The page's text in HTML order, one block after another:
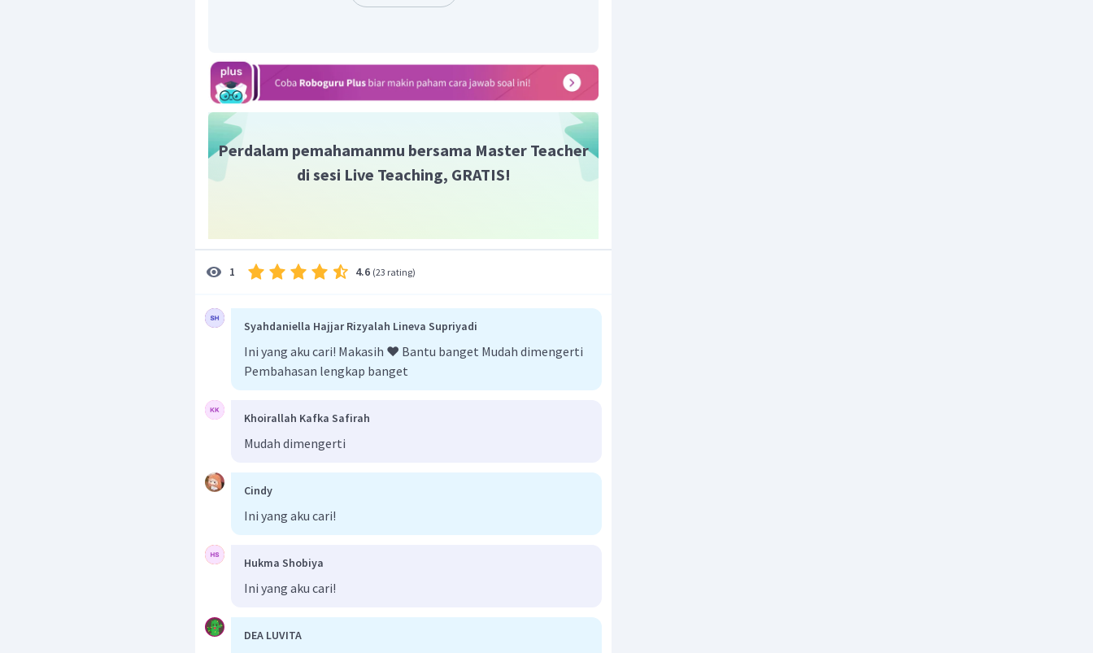
mempunyai nilai pH paling besar.
CH3COOH.
Perdalam pemahamanmu bersama Master Teacher
di sesi Live Teaching, GRATIS!
1 4.6 (23 rating)
Syahdaniella Hajjar Rizyalah Lineva Supriyadi
Ini yang aku cari! Makasih ❤️ Bantu banget Mudah dimengerti
Pembahasan lengkap banget
Khoirallah Kafka Safirah
Mudah dimengerti
Cindy
Ini yang aku cari!
Hukma Shobiya
Ini yang aku cari!
DEA LUVITA